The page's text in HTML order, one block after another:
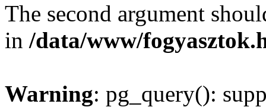
The second argument
in /data/www/
Warning: pg_query():